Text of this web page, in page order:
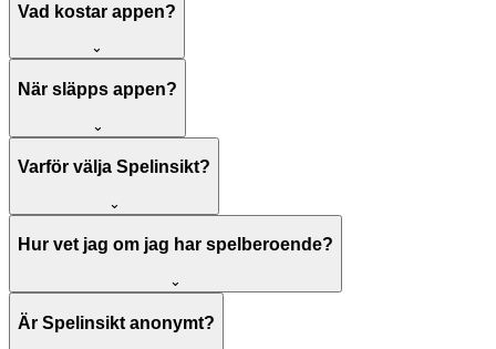
Vad kostar appen?
⌄
När släpps appen?
⌄
Varför välja Spelinsikt?
⌄
Hur vet jag om jag har spelberoende?
⌄
Är Spelinsikt anonymt?